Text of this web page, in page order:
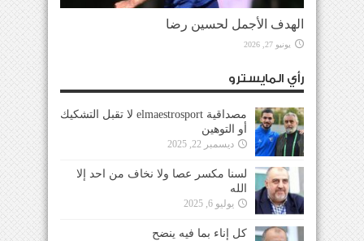
الهدف الأجمل لحسين رضا
يونيو 27, 2026
رأي المايسترو
مصداقية elmaestrosport لا تقبل التشكيك
أو التوهين
ديسمبر 22, 2025
لسنا مكسر عصا ولا نخاف من احد إلا
الله
يوليو 6, 2025
كل إناء بما فيه ينضح